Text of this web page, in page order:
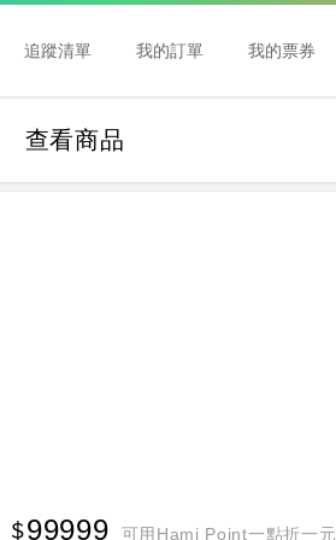
追蹤清單 我的訂單 我的票券
查看商品
99999 可用Hami Point一點折一元